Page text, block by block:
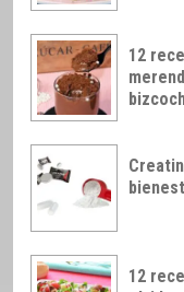
12
12